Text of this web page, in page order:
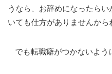
うなら、お辞めになったら
いても仕方がありませんから
でも転職癖がつかないよう